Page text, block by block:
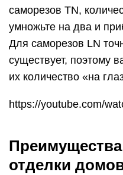
саморезов TN,
умножьте на два и
Для саморезов LN
существует, поэтому
их количество «на
https://youtube.com/
отделки